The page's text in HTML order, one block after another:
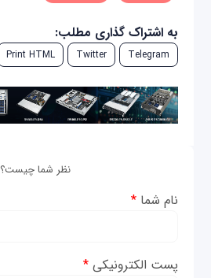
به اشتراک گذاری مطلب:
Telegram
Twitter
Print HTML
نظر شما چیست؟
نام شما*
پست الکترونیکی*